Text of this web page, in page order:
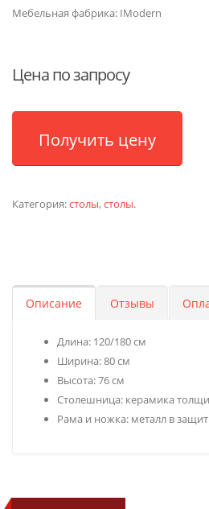
Мебельная фабрика: IModern
Цена по запросу
Получить цену
Категория:столы,столы.
Описание Отзывы
Длина: 120/180 см
Ширина: 80 см
Высота: 76 см
Столешница: керамика
Рама и ножка: металл в